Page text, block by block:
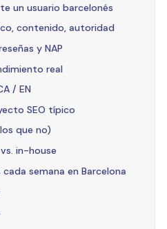
un usuario barcelonés
contenido, autoridad
y NAP
real
/ EN
SEO típico
que no)
in-house
semana en Barcelona